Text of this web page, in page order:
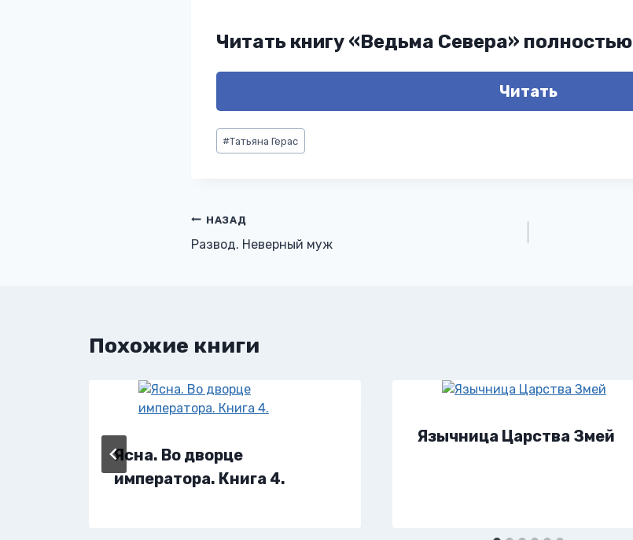
Читать книгу «Ведьма Севера» полностью
Читать
Метки
записи:
#Татьяна Герас
Навигация
по
НАЗАД
Развод. Неверный муж
Похожие книги
Ясна. Во дворце
императора. Книга 4.
Язычница Царства Змей